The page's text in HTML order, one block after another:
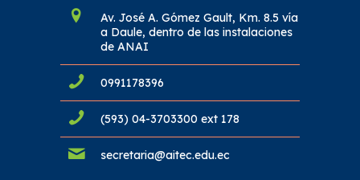
Av. José A. Gómez Gault, Km. 8.5 vía
a Daule, dentro de las instalaciones
de ANAI
0991178396
(593) 04-3703300 ext 178
secretaria@aitec.edu.ec